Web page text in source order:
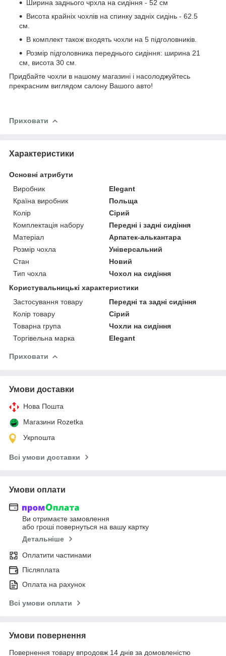
Ширина заднього чрхла на сидіння - 52 см
Висота крайніх чохлів на спинку задніх сидінь - 62.5
см.
В комплект також входять чохли на 5 підголовників.
Розмір підголовника переднього сидіння: ширина 21
см, висота 30 см.
Придбайте чохли в нашому магазині і насолоджуйтесь
прекрасним виглядом салону Вашого авто!
Приховати
Характеристики
Основні атрибути
Виробник
Elegant
Країна виробник
Польща
Колір
Сірий
Комплектація набору
Передні і задні сидіння
Матеріал
Арпатек-алькантара
Розмір чохла
Універсальний
Стан
Новий
Тип чохла
Чохол на сидіння
Користувальницькі характеристики
Застосування товару
Передні та задні сидіння
Колір товару
Сірий
Товарна група
Чохли на сидіння
Торгівельна марка
Elegant
Приховати
Умови доставки
Нова Пошта
Магазини Rozetka
Укрпошта
Всі умови доставки
Умови оплати
Ви отримаєте замовлення
або гроші повернуться на вашу картку
Детальніше
Оплатити частинами
Післяплата
Оплата на рахунок
Всі умови оплати
Умови повернення
Повернення товару впродовж 14 днів за домовленістю